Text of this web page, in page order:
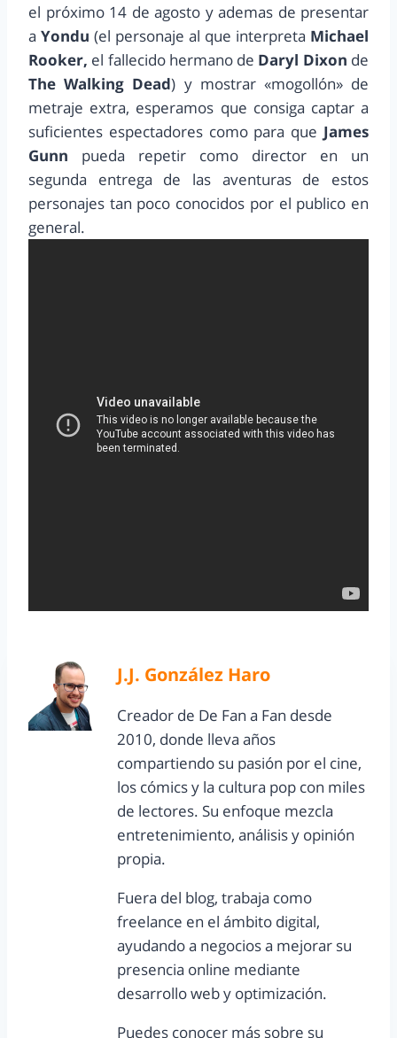
el próximo 14 de agosto y ademas de presentar
a Yondu (el personaje al que interpreta Michael
Rooker, el fallecido hermano de Daryl Dixon de
The Walking Dead) y mostrar «mogollón» de
metraje extra, esperamos que consiga captar a
suficientes espectadores como para que James
Gunn pueda repetir como director en un
segunda entrega de las aventuras de estos
personajes tan poco conocidos por el publico en
general.
J.J. González Haro
Creador de De Fan a Fan desde
2010, donde lleva años
compartiendo su pasión por el cine,
los cómics y la cultura pop con miles
de lectores. Su enfoque mezcla
entretenimiento, análisis y opinión
propia.
Fuera del blog, trabaja como
freelance en el ámbito digital,
ayudando a negocios a mejorar su
presencia online mediante
desarrollo web y optimización.
Puedes conocer más sobre su